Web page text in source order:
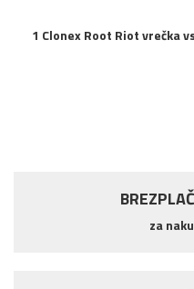
1 Clonex Root Riot vrečka
za